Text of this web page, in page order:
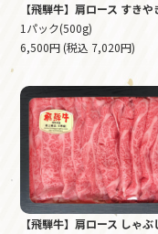
【飛騨牛】肩ロース すきや
1パック(500g)
6,500円 (税込 7,020円)
【飛騨牛】肩ロース しゃ